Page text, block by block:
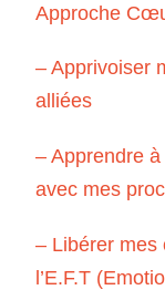
Approche
– Apprivoiser
alliées
– Apprendre
avec mes
– Libérer mes
l’E.F.T